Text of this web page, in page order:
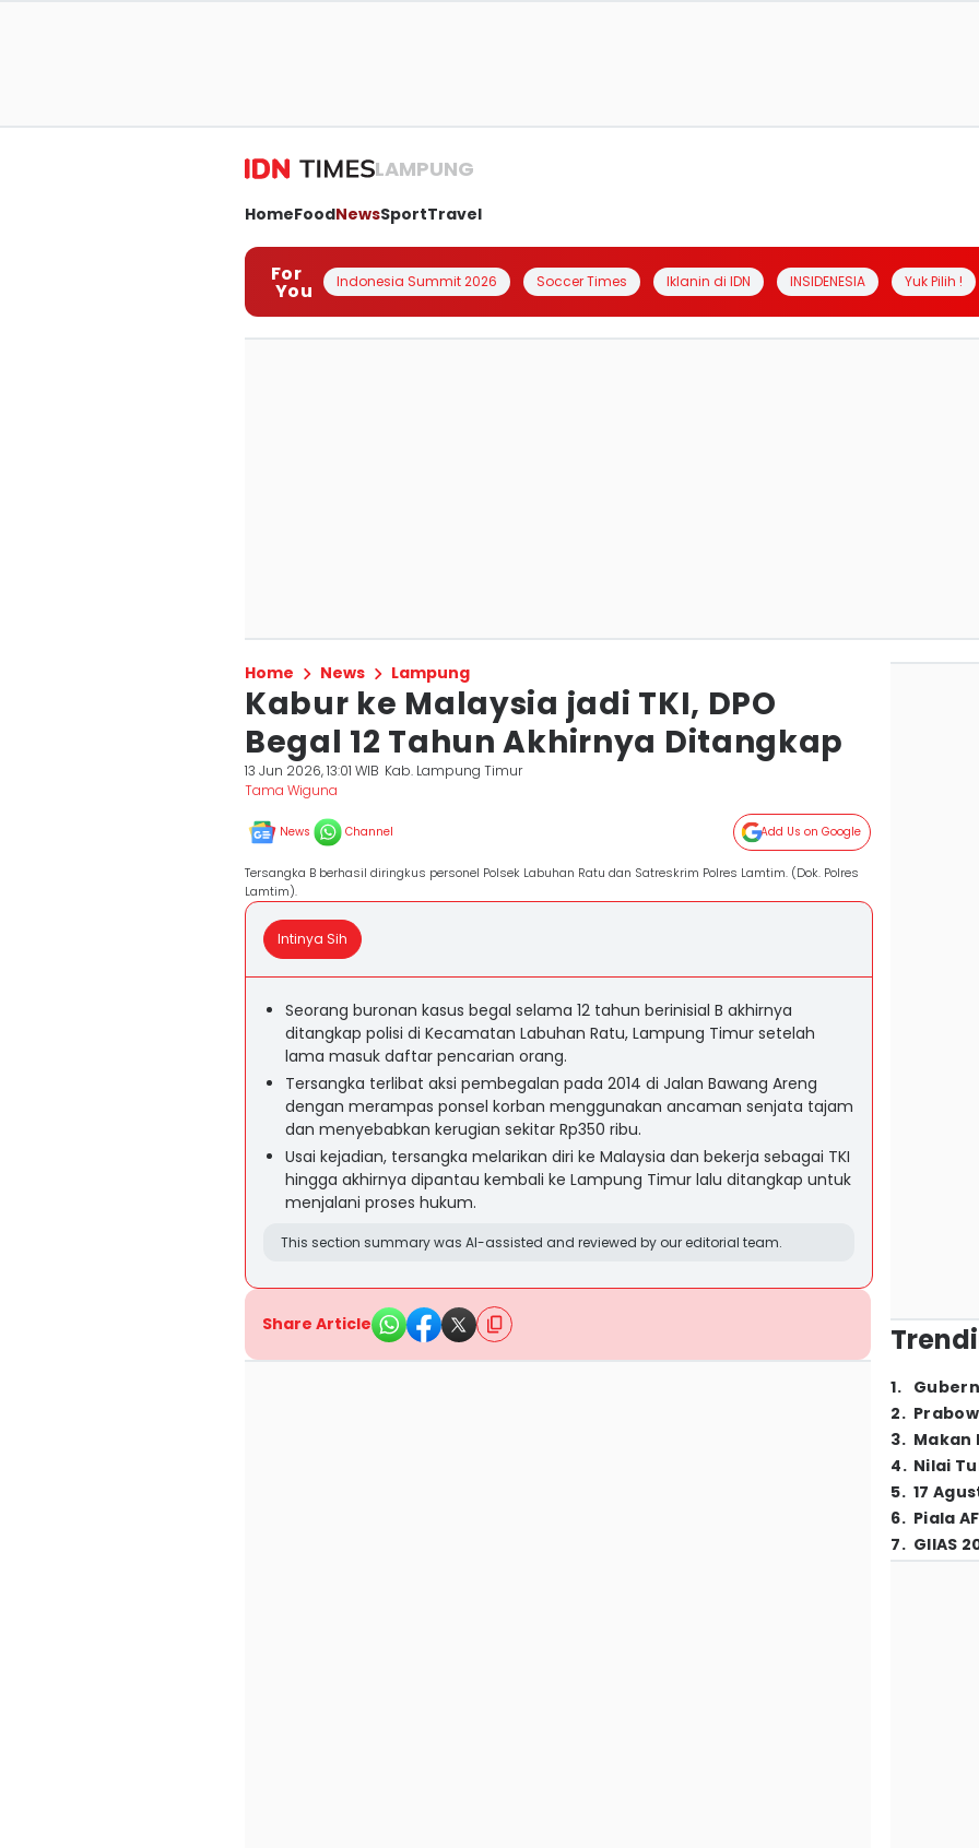
LAMPUNG
HomeFoodNewsSportTravel
For
You Indonesia Summit 2026 Soccer Times Iklanin di IDN INSIDENESIA Yuk Pilih !
Home News Lampung
Kabur ke Malaysia jadi TKI, DPO
Begal 12 Tahun Akhirnya Ditangkap
13 Jun 2026, 13:01 WIB Kab. Lampung Timur
Tama Wiguna
News Channel Add Us on Google
Tersangka B berhasil diringkus personel Polsek Labuhan Ratu dan Satreskrim Polres Lamtim. (Dok. Polres
Lamtim).
Intinya Sih
Seorang buronan kasus begal selama 12 tahun berinisial B akhirnya
ditangkap polisi di Kecamatan Labuhan Ratu, Lampung Timur setelah
lama masuk daftar pencarian orang.
Tersangka terlibat aksi pembegalan pada 2014 di Jalan Bawang Areng
dengan merampas ponsel korban menggunakan ancaman senjata tajam
dan menyebabkan kerugian sekitar Rp350 ribu.
Usai kejadian, tersangka melarikan diri ke Malaysia dan bekerja sebagai TKI
hingga akhirnya dipantau kembali ke Lampung Timur lalu ditangkap untuk
menjalani proses hukum.
This section summary was AI-assisted and reviewed by our editorial team.
Share Article
1.
2.
3. Makan
4. Nilai
5. 17
6. Piala
7. GIIAS